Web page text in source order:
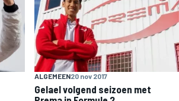
ALGEMEEN20 nov 2017
Gelael volgend seizoen met